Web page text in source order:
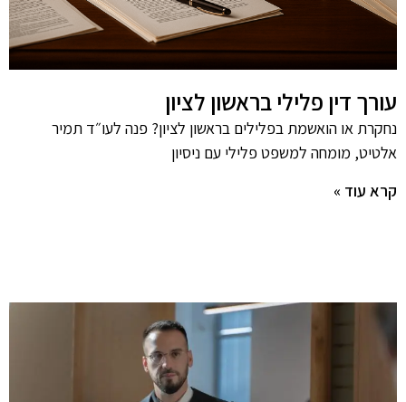
עורך דין פלילי בראשון לציון
נחקרת או הואשמת בפלילים בראשון לציון? פנה לעו״ד תמיר
אלטיט, מומחה למשפט פלילי עם ניסיון
קרא עוד »